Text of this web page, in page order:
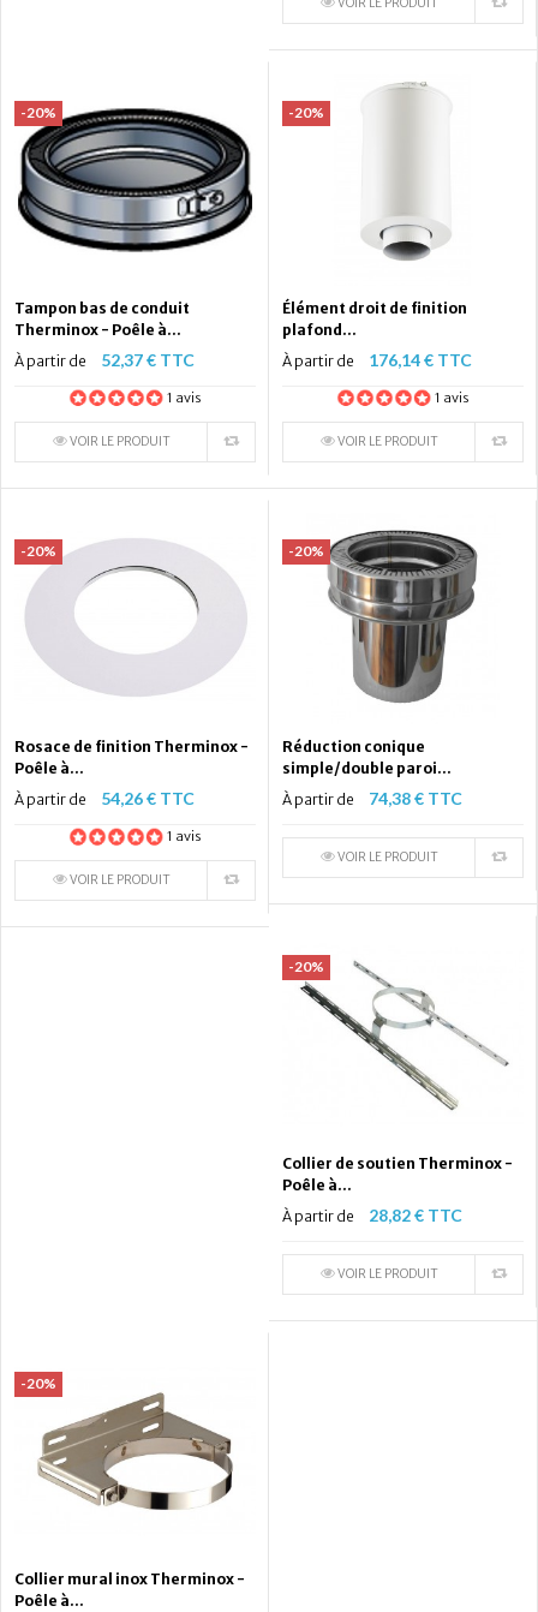
-20%
Tampon bas de conduit
Therminox - Poêle à...
À partir de
52,37 € TTC
1 avis
VOIR LE PRODUIT
-20%
Élément droit de finition
plafond...
À partir de
176,14 € TTC
1 avis
VOIR LE PRODUIT
-20%
Rosace de finition Therminox -
Poêle à...
À partir de
54,26 € TTC
1 avis
VOIR LE PRODUIT
-20%
Réduction conique
simple/double paroi...
À partir de
74,38 € TTC
VOIR LE PRODUIT
-20%
Collier de soutien Therminox -
Poêle à...
À partir de
28,82 € TTC
VOIR LE PRODUIT
-20%
Collier mural inox Therminox -
Poêle à...